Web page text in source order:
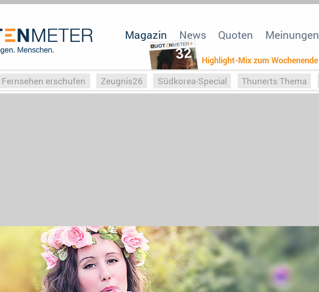
32 Highlight-Mix zum Wochenende
Magazin News Quoten Meinungen
erschufen Zeugnis26 Südkorea-Special Thunerts Thema